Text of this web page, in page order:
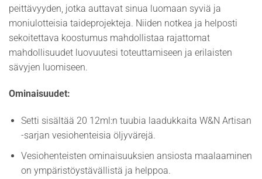
peittävyyden, jotka auttavat sinua luomaan syviä ja
moniulotteisia taideprojekteja. Niiden notkea ja helposti
sekoitettava koostumus mahdollistaa rajattomat
mahdollisuudet luovuutesi toteuttamiseen ja erilaisten
sävyjen luomiseen.
Ominaisuudet:
Setti sisältää 20 12ml:n tuubia laadukkaita W&N Artisan
-sarjan vesiohenteisia öljyvärejä.
Vesiohenteisten ominaisuuksien ansiosta maalaaminen
on ympäristöystävällistä ja helppoa.